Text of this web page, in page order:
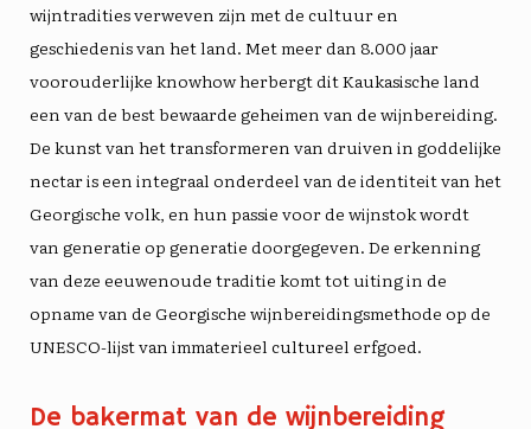
wijntradities verweven zijn met de cultuur en
geschiedenis van het land. Met meer dan 8.000 jaar
voorouderlijke knowhow herbergt dit Kaukasische land
een van de best bewaarde geheimen van de wijnbereiding.
De kunst van het transformeren van druiven in goddelijke
nectar is een integraal onderdeel van de identiteit van het
Georgische volk, en hun passie voor de wijnstok wordt
van generatie op generatie doorgegeven. De erkenning
van deze eeuwenoude traditie komt tot uiting in de
opname van de Georgische wijnbereidingsmethode op de
UNESCO-lijst van immaterieel cultureel erfgoed.
De bakermat van de wijnbereiding